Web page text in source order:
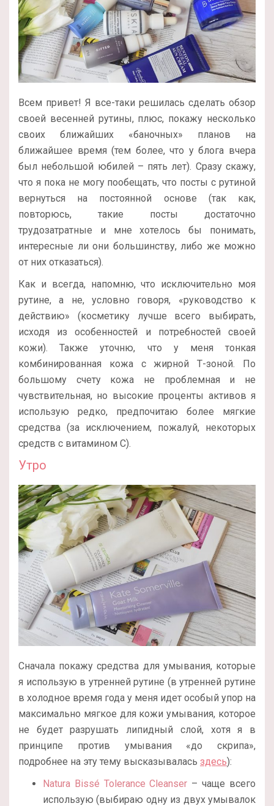
Всем привет! Я все-таки решилась сделать обзор
своей весенней рутины, плюс, покажу несколько
своих ближайших «баночных» планов на
ближайшее время (тем более, что у блога вчера
был небольшой юбилей – пять лет). Сразу скажу,
что я пока не могу пообещать, что посты с рутиной
вернуться на постоянной основе (так как,
повторюсь, такие посты достаточно
трудозатратные и мне хотелось бы понимать,
интересные ли они большинству, либо же можно
от них отказаться).
Как и всегда, напомню, что исключительно моя
рутине, а не, условно говоря, «руководство к
действию» (косметику лучше всего выбирать,
исходя из особенностей и потребностей своей
кожи). Также уточню, что у меня тонкая
комбинированная кожа с жирной Т-зоной. По
большому счету кожа не проблемная и не
чувствительная, но высокие проценты активов я
использую редко, предпочитаю более мягкие
средства (за исключением, пожалуй, некоторых
средств с витамином С).
Утро
Сначала покажу средства для умывания, которые
я использую в утренней рутине (в утренней рутине
в холодное время года у меня идет особый упор на
максимально мягкое для кожи умывания, которое
не будет разрушать липидный слой, хотя я в
принципе против умывания «до скрипа»,
подробнее на эту тему высказывалась здесь):
Natura Bissé Tolerance Cleanser – чаще всего
использую (выбираю одну из двух умывалок